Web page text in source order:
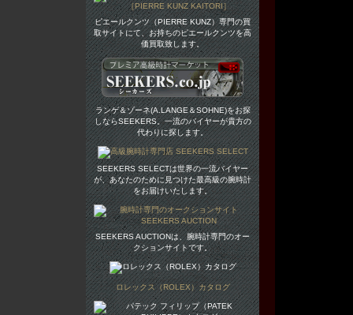
ピエールクンツ（PIERRE KUNZ）専門の買
取サイトにて、お持ちのピエールクンツを高
価買取致します。
ランゲ＆ゾーネ(A.LANGE＆SOHNE)をお探
しならSEEKERS。一流のバイヤーが貴方の
代わりに探します。
SEEKERS SELECTは世界の一流バイヤー
が、あなたのために見つけた最高級の腕時計
をお届けいたします。
SEEKERS AUCTIONは、腕時計専門のオー
クションサイトです。
ロレックス（ROLEX）カタログ